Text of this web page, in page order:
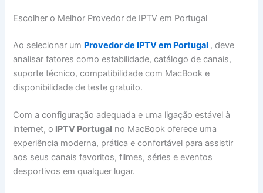
Escolher o Melhor Provedor de IPTV em Portugal
Ao selecionar um Provedor de IPTV em Portugal , deve
analisar fatores como estabilidade, catálogo de canais,
suporte técnico, compatibilidade com MacBook e
disponibilidade de teste gratuito.
Com a configuração adequada e uma ligação estável à
internet, o IPTV Portugal no MacBook oferece uma
experiência moderna, prática e confortável para assistir
aos seus canais favoritos, filmes, séries e eventos
desportivos em qualquer lugar.